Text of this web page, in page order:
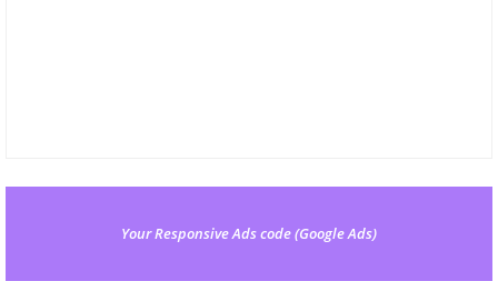
Your Responsive Ads code (Google Ads)